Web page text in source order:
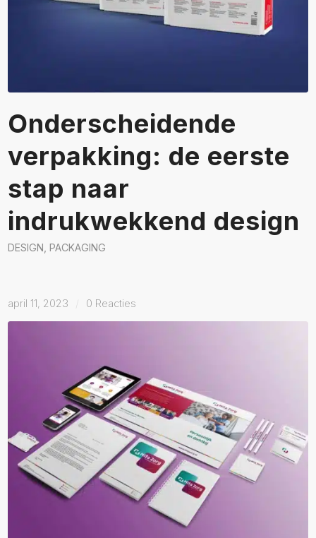
Onderscheidende
verpakking: de eerste
stap naar
indrukwekkend design
DESIGN ,PACKAGING
april 11, 2023 0 Reacties